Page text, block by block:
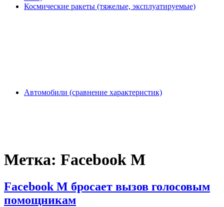
Космические ракеты (тяжелые, эксплуатируемые)
Автомобили (сравнение характеристик)
Метка: Facebook M
Facebook M бросает вызов голосовым
помощникам